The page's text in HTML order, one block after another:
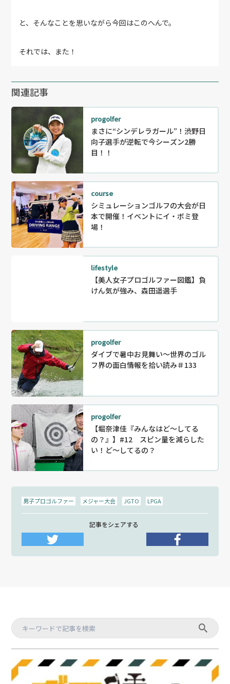
と、そんなことを思いながら今回はこのへんで。
それでは、また！
関連記事
progolfer
まさに“シンデレラガール”！渋野日
向子選手が逆転で今シーズン2勝
目！！
course
シミュレーションゴルフの大会が日
本で開催！イベントにイ・ボミ登
場！
lifestyle
【美人女子プロゴルファー図鑑】負
けん気が強み、森田遥選手
progolfer
ダイブで暑中お見舞い～世界のゴル
フ界の面白情報を拾い読み＃133
progolfer
【堀奈津佳『みんなはど～してる
の？』】#12 スピン量を減らした
い！ど～してるの？
男子プロゴルファー メジャー大会 JGTO LPGA
記事をシェアする